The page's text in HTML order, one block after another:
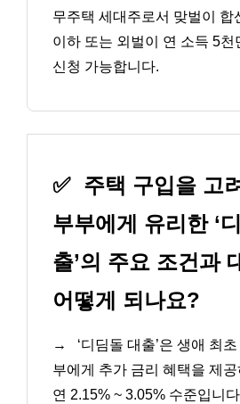
무주택 세대주로서 맞벌이 합
이하 또는 외벌이 연 소득 5천
신청 가능합니다.
✅ 주택 구입을 고
부부에게 유리한 ‘
출’의 주요 조건과
어떻게 되나요?
→
‘디딤돌 대출’은 생애 최
부에게 추가 금리 혜택을 제
연 2.15% ~ 3.05% 수준입니